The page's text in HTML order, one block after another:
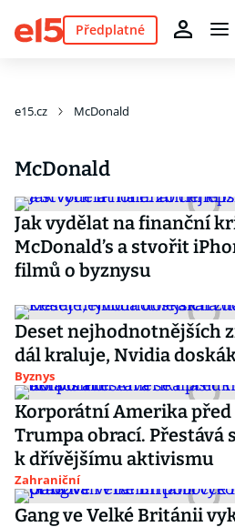
Předplatné
e15.cz McDonald
McDonald
Jak vydělat na finanční
McDonald’s a stvořit
filmů o byznysu
Deset nejhodnotnějších
dál kraluje, Nvidia
Byznys
Korporátní Amerika
Trumpa obrací. Přestává
k dřívějšímu aktivismu
Zahraniční
Gang ve Velké Británii